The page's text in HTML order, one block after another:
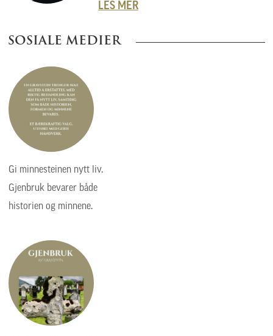
med kunder. Vi skal her forklare hvordan
om du har noe helt spesielt i tankene.
LES MER
SOSIALE MEDIER
Gi minnesteinen nytt liv.
Gjenbruk bevarer både
historien og minnene.